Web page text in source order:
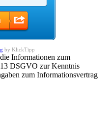
by KlickTipp
Informationen zum
DSGVO zur Kenntnis
zum Informationsvertrag